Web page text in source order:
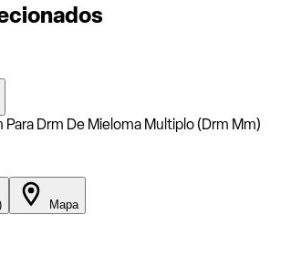
Drm De Mieloma Multiplo (Drm Mm)
Mapa